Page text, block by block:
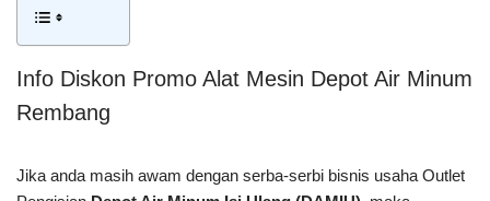
Info Diskon Promo Alat Mesin Depot Air Minum
Rembang
Jika anda masih awam dengan serba-serbi bisnis usaha Outlet